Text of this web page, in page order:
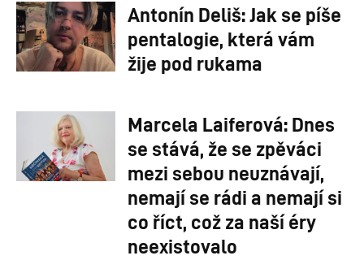
Antonín Deliš: Jak se píše
pentalogie, která vám
žije pod rukama
Marcela Laiferová: Dnes
se stává, že se zpěváci
mezi sebou neuznávají,
nemají se rádi a nemají si
co říct, což za naší éry
neexistovalo